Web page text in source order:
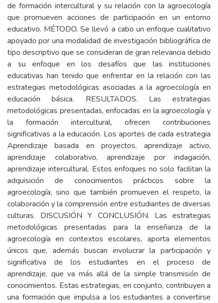
de formación intercultural y su relación con la agroecología
que promueven acciones de participación en un entorno
educativo. MÉTODO. Se llevó a cabo un enfoque cualitativo
apoyado por una modalidad de investigación bibliográfica de
tipo descriptivo que se consideran de gran relevancia debido
a su enfoque en los desafíos que las instituciones
educativas han tenido que enfrentar en la relación con las
estrategias metodológicas asociadas a la agroecología en
educación básica. RESULTADOS. Las estrategias
metodológicas presentadas, enfocadas en la agroecología y
la formación intercultural, ofrecen contribuciones
significativas a la educación. Los aportes de cada estrategia
Aprendizaje basada en proyectos, aprendizaje activo,
aprendizaje colaborativo, aprendizaje por indagación,
aprendizaje intercultural. Estos enfoques no solo facilitan la
adquisición de conocimientos prácticos sobre la
agroecología, sino que también promueven el respeto, la
colaboración y la comprensión entre estudiantes de diversas
culturas. DISCUSIÓN Y CONCLUSIÓN. Las estrategias
metodológicas presentadas para la enseñanza de la
agroecología en contextos escolares, aporta elementos
únicos que, además buscan involucrar la participación y
significativa de los estudiantes en el proceso de
aprendizaje, que va más allá de la simple transmisión de
conocimientos. Estas estrategias, en conjunto, contribuyen a
una formación que impulsa a los estudiantes a convertirse